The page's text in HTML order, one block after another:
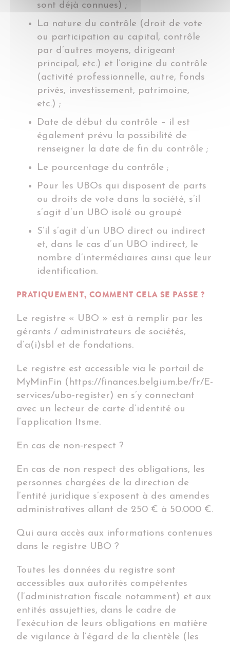
sont déjà connues) ;
La nature du contrôle (droit de vote
ou participation au capital, contrôle
par d’autres moyens, dirigeant
principal, etc.) et l’origine du contrôle
(activité professionnelle, autre, fonds
privés, investissement, patrimoine,
etc.) ;
Date de début du contrôle – il est
également prévu la possibilité de
renseigner la date de fin du contrôle ;
Le pourcentage du contrôle ;
Pour les UBOs qui disposent de parts
ou droits de vote dans la société, s’il
s’agit d’un UBO isolé ou groupé
S’il s’agit d’un UBO direct ou indirect
et, dans le cas d’un UBO indirect, le
nombre d’intermédiaires ainsi que leur
identification.
PRATIQUEMENT, COMMENT CELA SE PASSE ?
Le registre « UBO » est à remplir par les
gérants / administrateurs de sociétés,
d’a(i)sbl et de fondations.
Le registre est accessible via le portail de
MyMinFin (https://finances.belgium.be/fr/E-
services/ubo-register) en s’y connectant
avec un lecteur de carte d’identité ou
l’application Itsme.
En cas de non-respect ?
En cas de non respect des obligations, les
personnes chargées de la direction de
l’entité juridique s’exposent à des amendes
administratives allant de 250 € à 50.000 €.
Qui aura accès aux informations contenues
dans le registre UBO ?
Toutes les données du registre sont
accessibles aux autorités compétentes
(l’administration fiscale notamment) et aux
entités assujetties, dans le cadre de
l’exécution de leurs obligations en matière
de vigilance à l’égard de la clientèle (les